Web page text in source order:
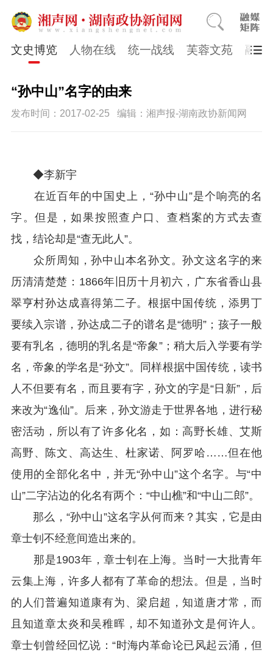
文史博览 人物在线 统一战线 芙蓉文苑 融媒
“孙中山”名字的由来
发布时间：2017-02-25 编辑：湘声报-湖南政协新闻网
◆李新宇
在近百年的中国史上，“孙中山”是个响亮的名
字。但是，如果按照查户口、查档案的方式去查
找，结论却是“查无此人”。
众所周知，孙中山本名孙文。孙文这名字的来
历清清楚楚：1866年旧历十月初六，广东省香山县
翠亨村孙达成喜得第二子。根据中国传统，添男丁
要续入宗谱，孙达成二子的谱名是“德明”；孩子一般
要有乳名，德明的乳名是“帝象”；稍大后入学要有学
名，帝象的学名是“孙文”。同样根据中国传统，读书
人不但要有名，而且要有字，孙文的字是“日新”，后
来改为“逸仙”。后来，孙文游走于世界各地，进行秘
密活动，所以有了许多化名，如：高野长雄、艾斯
高野、陈文、高达生、杜家诺、阿罗哈……但在他
使用的全部化名中，并无“孙中山”这个名字。与“中
山”二字沾边的化名有两个：“中山樵”和“中山二郎”。
那么，“孙中山”这名字从何而来？其实，它是由
章士钊不经意间造出来的。
那是1903年，章士钊在上海。当时一大批青年
云集上海，许多人都有了革命的想法。但是，当时
的人们普遍知道康有为、梁启超，知道唐才常，而
且知道章太炎和吴稚晖，却不知道孙文是何许人。
章士钊曾经回忆说：“时海内革命论已风起云涌，但